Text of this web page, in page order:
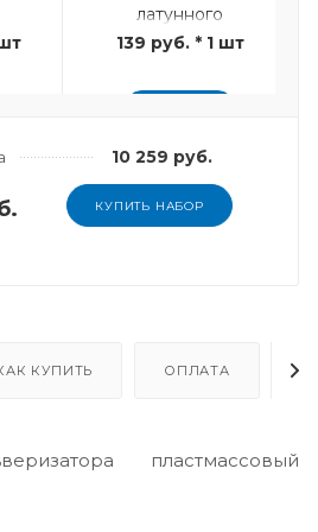
латунного
соединения
139 руб. * 1 шт
10 259 руб.
КУПИТЬ НАБОР
КУПИТЬ ОПЛАТА
пластмассовый